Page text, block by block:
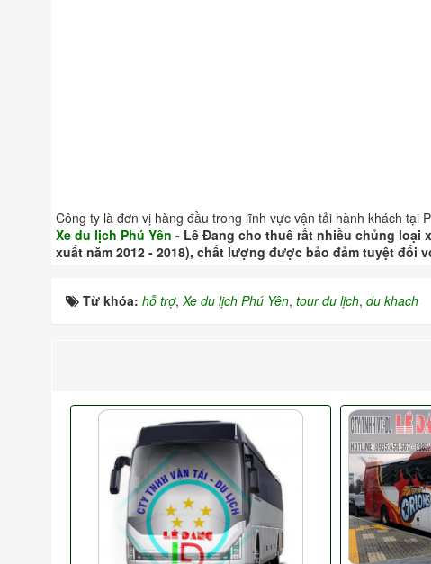
Công ty là đơn vị hàng đầu trong lĩnh vực vận tải hành khách tại
Xe du lịch Phú Yên - Lê Đang cho thuê rất nhiều chủng loại
xuất năm 2012 - 2018), chất lượng được bảo đảm tuyệt
Từ khóa: hỗ trợ, Xe du lịch Phú Yên, tour du lịch, du khach